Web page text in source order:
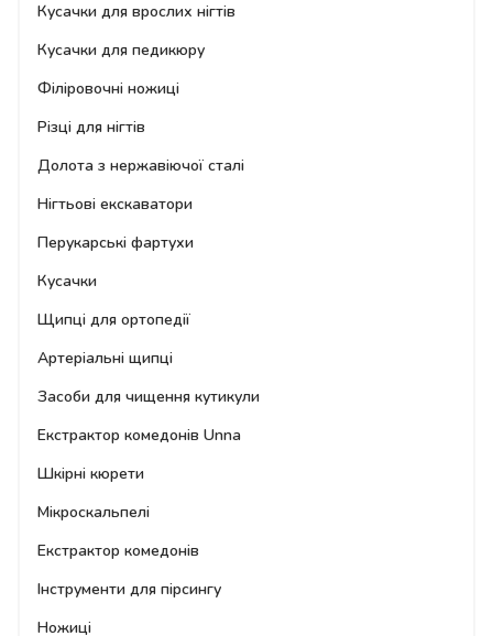
Кусачки для врослих нігтів
Кусачки для педикюру
Філіровочні ножиці
Різці для нігтів
Долота з нержавіючої сталі
Нігтьові екскаватори
Перукарські фартухи
Кусачки
Щипці для ортопедії
Артеріальні щипці
Засоби для чищення кутикули
Екстрактор комедонів Unna
Шкірні кюрети
Мікроскальпелі
Екстрактор комедонів
Інструменти для пірсингу
Ножиці